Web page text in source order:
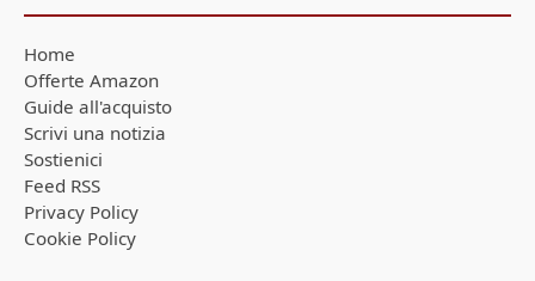
Home
Offerte Amazon
Guide all'acquisto
Scrivi una notizia
Sostienici
Feed RSS
Privacy Policy
Cookie Policy